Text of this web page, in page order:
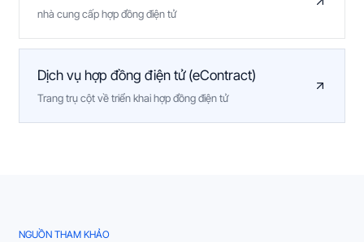
nhà cung cấp hợp đồng điện tử
Dịch vụ hợp đồng điện tử (eContract)
Trang trụ cột về triển khai hợp đồng điện tử
NGUỒN THAM KHẢO